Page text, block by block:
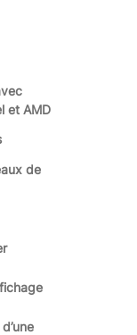
et AMD
de